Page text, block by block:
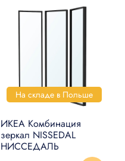
На складе в Польше
ИКЕА Комбинация
зеркал NISSEDAL
НИССЕДАЛЬ